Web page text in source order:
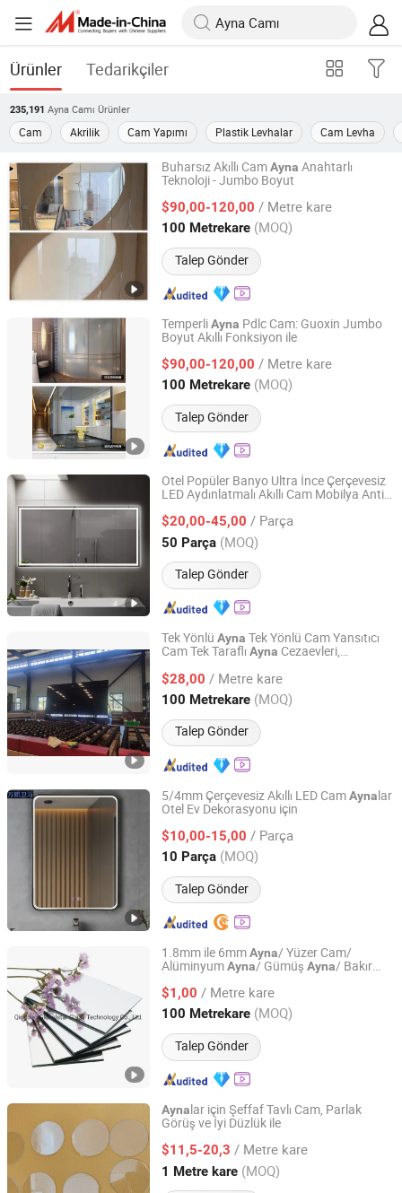
Ürünler Tedarikçiler
235,191 Ayna Camı Ürünler
Cam Akrilik Cam Yapımı Plastik Levhalar Cam Levha
Buharsız Akıllı CamAyna Anahtarlı
Teknoloji - Jumbo Boyut
$90,00-120,00 / Metre kare
100 Metrekare (MOQ)
Talep Gönder
Jiangsu Guoxin Glass Co., Ltd
Jiangsu, China Fiyat 2024
TemperliAyna Pdlc Cam: Guoxin Jumbo
Boyut Akıllı Fonksiyon ile
$90,00-120,00 / Metre kare
100 Metrekare (MOQ)
Talep Gönder
Jiangsu Guoxin Glass Co., Ltd
Jiangsu, China Fiyat 2024
Otel Popüler Banyo Ultra İnce Çerçevesiz
LED Aydınlatmalı Akıllı Cam Mobilya Anti-
$20,00-45,00 / Parça
50 Parça (MOQ)
Talep Gönder
Hangzhou Spremium Bathroom Co., Ltd.
Zhejiang, China Fiyat 2020
Tek Yönlü Ayna Tek Yönlü Cam Yansıtıcı
Cam Tek Taraflı Ayna Cezaevleri,
Enstitüleri için Kullanılır
$28,00 / Metre kare
100 Metrekare (MOQ)
Talep Gönder
SHAHE CITY FANYUAN GLASS CO., LTD.
Hebei, China Fiyat 2018
5/4mm Çerçevesiz Akıllı LED CamAynalar
Otel Ev Dekorasyonu için
$10,00-15,00 / Parça
10 Parça (MOQ)
Talep Gönder
Hangzhou Wanpeng Sanitary Ware Co., Ltd.
Fiyat 2017
1.8mm ile 6mmAyna/ Yüzer Cam/
AlüminyumAyna/ Gümüş Ayna/ Bakır
AkıllıAyna/ BuzluAyna
$1,00 / Metre kare
100 Metrekare (MOQ)
Talep Gönder
Qingdao Globalstar Glass Technology Co., Ltd.
Shandong, China Fiyat 2007
Aynalar için Şeffaf Tavlı Cam, Parlak
Görüş ve İyi Düzlük ile
$11,5-20,3 / Metre kare
1 Metre kare (MOQ)
Tai 'an Zhongxin Glass Technology Co., Ltd
Shandong, China Fiyat 2026